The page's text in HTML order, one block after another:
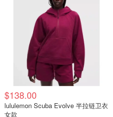
$138.00
lululemon Scuba Evolve 半拉链卫衣
女款